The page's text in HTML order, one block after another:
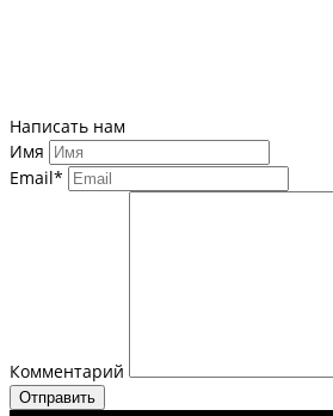
Написать нам
Имя
Email*
Комментарий
Отправить